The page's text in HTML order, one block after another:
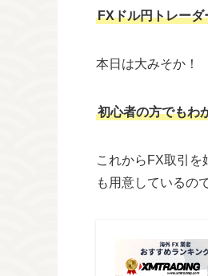
FXドル円トレー
本日は大みそか！
初心者の方でもわ
これからFX取引を
も用意しているの